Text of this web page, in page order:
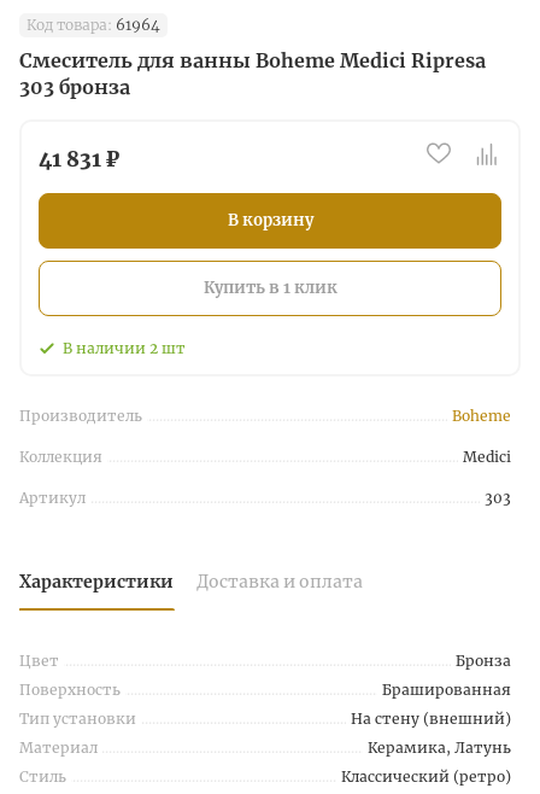
Код товара: 61964
Смеситель для ванны Boheme Medici Ripresa
303 бронза
41 831 ₽
В корзину
Купить в 1 клик
В наличии 2 шт
Производитель Boheme
Коллекция Medici
Артикул 303
Характеристики Доставка и оплата
Цвет
Бронза
Поверхность
Брашированная
Тип установки
На стену (внешний)
Материал
Керамика, Латунь
Стиль
Классический (ретро)